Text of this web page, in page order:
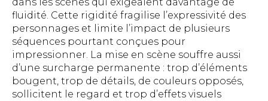
fluidité. Cette rigidité fragilise l’expressivité des
personnages et limite l’impact de plusieurs
séquences pourtant conçues pour
impressionner. La mise en scène souffre aussi
d’une surcharge permanente : trop d’éléments
bougent, trop de détails, de couleurs opposés,
sollicitent le regard et trop d’effets visuels